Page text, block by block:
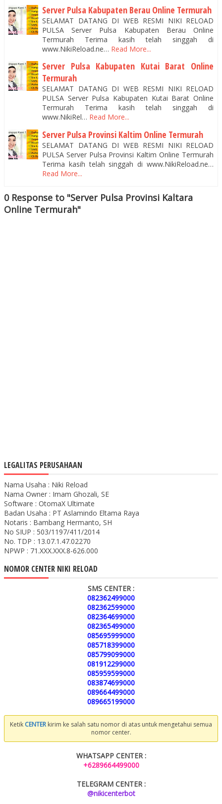
Server Pulsa Kabupaten Berau Online Termurah
SELAMAT DATANG DI WEB RESMI NIKI RELOAD
PULSA Server Pulsa Kabupaten Berau Online
Termurah Terima kasih telah singgah di
www.NikiReload.ne… Read More...
Server Pulsa Kabupaten Kutai Barat Online
Termurah
SELAMAT DATANG DI WEB RESMI NIKI RELOAD
PULSA Server Pulsa Kabupaten Kutai Barat Online
Termurah Terima kasih telah singgah di
www.NikiRel… Read More...
Server Pulsa Provinsi Kaltim Online Termurah
SELAMAT DATANG DI WEB RESMI NIKI RELOAD
PULSA Server Pulsa Provinsi Kaltim Online Termurah
Terima kasih telah singgah di www.NikiReload.ne…
Read More...
0 Response to "Server Pulsa Provinsi Kaltara
Online Termurah"
LEGALITAS PERUSAHAAN
Nama Usaha : Niki Reload
Nama Owner : Imam Ghozali, SE
Software : OtomaX Ultimate
Badan Usaha : PT Aslamindo Eltama Raya
Notaris : Bambang Hermanto, SH
No SIUP : 503/1197/411/2014
No. TDP : 13.07.1.47.02270
NPWP : 71.XXX.XXX.8-626.000
NOMOR CENTER NIKI RELOAD
SMS CENTER :
082362499000
082362599000
082364699000
082365499000
085695999000
085718399000
085799099000
081912299000
085959599000
083874699000
089664499000
089665199000
Ketik CENTER kirim ke salah satu nomor di atas untuk mengetahui semua
nomor center.
WHATSAPP CENTER :
+6289664499000
TELEGRAM CENTER :
@nikicenterbot